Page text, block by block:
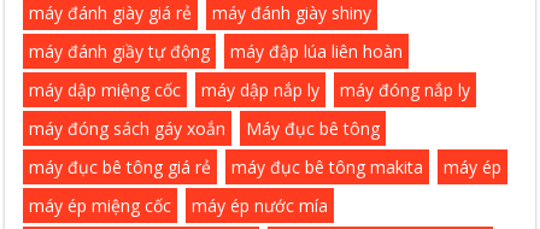
máy đánh giày giá rẻ
máy đánh giày shiny
máy đánh giầy tự động
máy đập lúa liên hoàn
máy dập miệng cốc
máy dập nắp ly
máy đóng nắp ly
máy đóng sách gáy xoắn
Máy đục bê tông
máy đục bê tông giá rẻ
máy đục bê tông makita
máy ép
máy ép miệng cốc
máy ép nước mía